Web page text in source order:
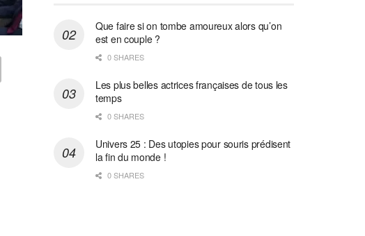
Que faire si on tombe amoureux alors qu’on
est en couple ?
0 SHARES
Les plus belles actrices françaises de tous les
temps
0 SHARES
Univers 25 : Des utopies pour souris prédisent
la fin du monde !
0 SHARES